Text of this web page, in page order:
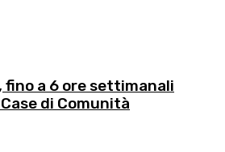
fino a 6 ore settimanali
di Comunità